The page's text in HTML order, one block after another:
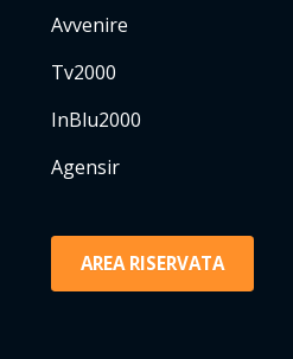
Avvenire
Tv2000
InBlu2000
Agensir
AREA RISERVATA